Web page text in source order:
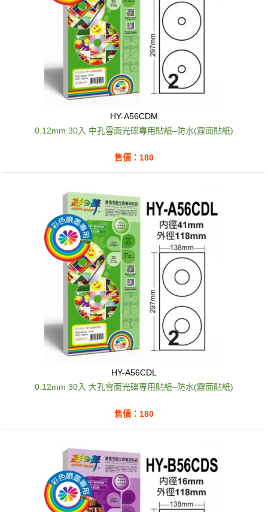
HY-A56CDM
0.12mm 30入 中孔雪面光碟專用貼紙–防水(霧面貼紙)
售價：180
HY-A56CDL
0.12mm 30入 大孔雪面光碟專用貼紙–防水(霧面貼紙)
售價：180